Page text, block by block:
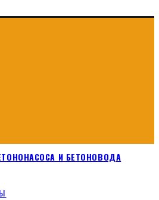
И БЕТОНОВОДА